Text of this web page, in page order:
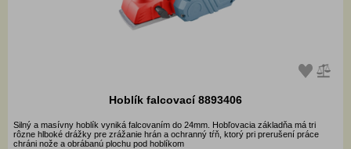
Hoblík falcovací 8893406
Silný a masívny hoblík vyniká falcovaním do 24mm. Hobľovacia základňa má tri
rôzne hlboké drážky pre zrážanie hrán a ochranný tŕň, ktorý pri prerušení práce
chráni nože a obrábanú plochu pod hoblíkom